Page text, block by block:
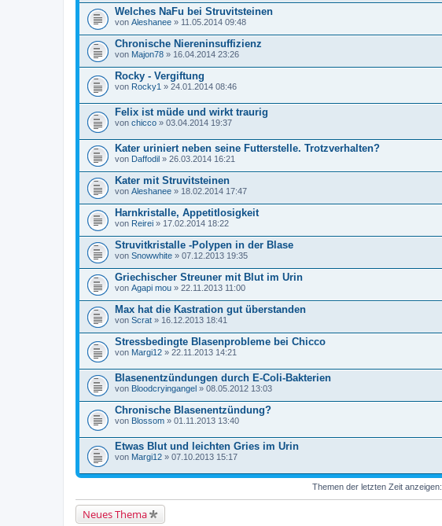
Welches NaFu bei Struvitsteinen
von Aleshanee » 11.05.2014 09:48
Chronische Niereninsuffizienz
von Majon78 » 16.04.2014 23:26
Rocky - Vergiftung
von Rocky1 » 24.01.2014 08:46
Felix ist müde und wirkt traurig
von chicco » 03.04.2014 19:37
Kater uriniert neben seine Futterstelle. Trotzverhalten?
von Daffodil » 26.03.2014 16:21
Kater mit Struvitsteinen
von Aleshanee » 18.02.2014 17:47
Harnkristalle, Appetitlosigkeit
von Reirei » 17.02.2014 18:22
Struvitkristalle -Polypen in der Blase
von Snowwhite » 07.12.2013 19:35
Griechischer Streuner mit Blut im Urin
von Agapi mou » 22.11.2013 11:00
Max hat die Kastration gut überstanden
von Scrat » 16.12.2013 18:41
Stressbedingte Blasenprobleme bei Chicco
von Margi12 » 22.11.2013 14:21
Blasenentzündungen durch E-Coli-Bakterien
von Bloodcryingangel » 08.05.2012 13:03
Chronische Blasenentzündung?
von Blossom » 01.11.2013 13:40
Etwas Blut und leichten Gries im Urin
von Margi12 » 07.10.2013 15:17
Themen der letzten Zeit anzeigen:
Neues Thema